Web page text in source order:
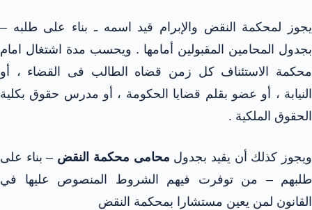
يجوز لمحكمة النقض والإبرام قيد اسمه ـ بناء على طلبه –
بجدول المحامين المقبولين أمامها . ويحسب مدة اشتغال امام
محكمة الاستئناف كل زمن قضاه الطالب فى القضاء ، أو
النيابة ، أو عضو بقلم قضايا الحكومة ، أو مدرس حقوق بكلية
الحقوق الملكية .
ويجوز كذلك أن يقيد بجدول محامى محكمة النقض – بناء على
طلبهم – من توفرت فيهم الشروط المنصوص عليها في
القانون لمن يعين مستشارا بمحكمة النقض